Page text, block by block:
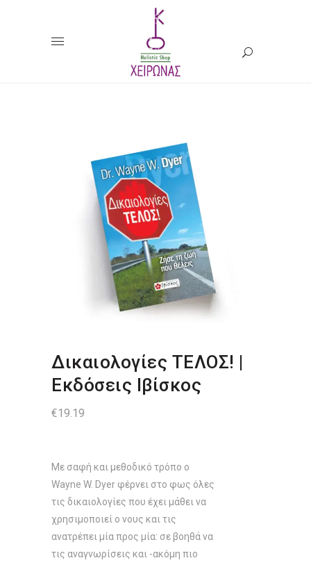
Δικαιολογίες ΤΕΛΟΣ! |
Εκδόσεις Ιβίσκος
€19.19
Με σαφή και μεθοδικό τρόπο ο
Wayne W. Dyer φέρνει στο φως όλες
τις δικαιολογίες που έχει μάθει να
χρησιμοποιεί ο νους και τις
ανατρέπει μία προς μία: σε βοηθά να
τις αναγνωρίσεις και -ακόμη πιο